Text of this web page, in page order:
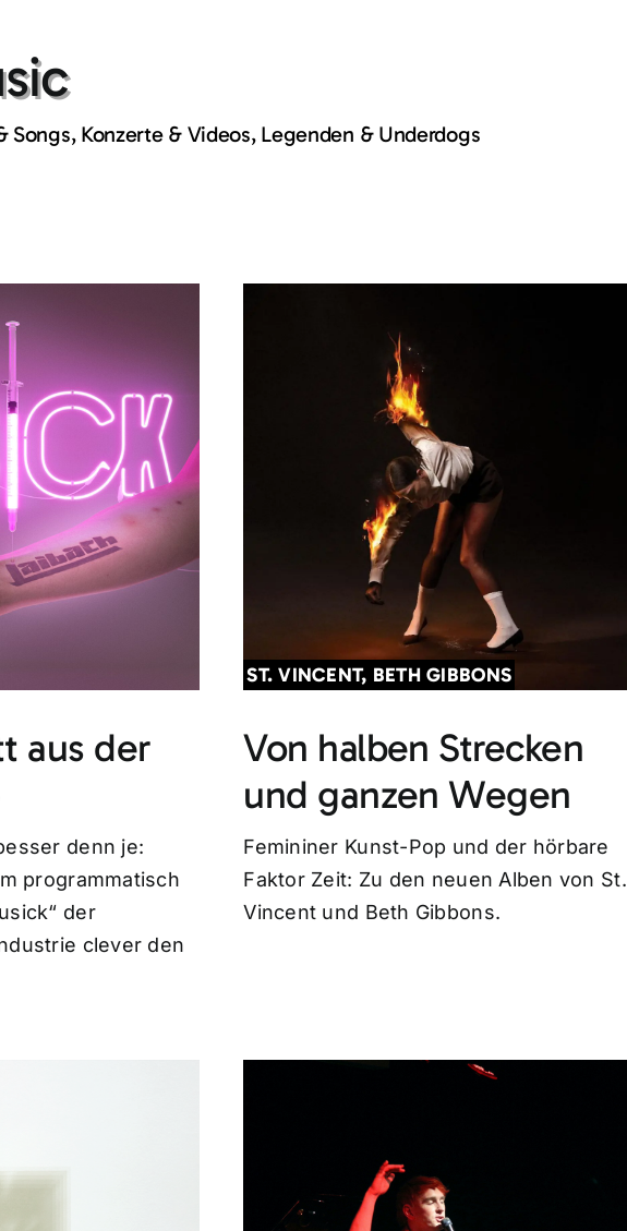
Songs, Konzerte & Videos, Legenden & Underdogs
aus der
denn je:
programmatisch
der
clever den
ST. VINCENT, BETH GIBBONS
Von halben Strecken
und ganzen Wegen
Femininer Kunst-Pop und der hörbare
Faktor Zeit: Zu den neuen Alben von St.
Vincent und Beth Gibbons.